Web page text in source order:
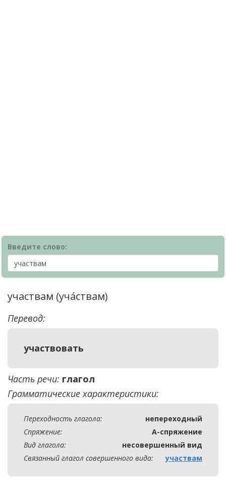
Введите слово:
участвам (уча́ствам)
Перевод:
участвовать
Часть речи: глагол
Грамматические характеристики:
Переходность глагола:
непереходный
Спряжение:
А-спряжение
Вид глагола:
несовершенный вид
Связанный глагол совершенного вида:
участвам